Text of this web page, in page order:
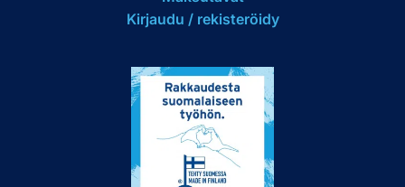
Kirjaudu / rekisteröidy